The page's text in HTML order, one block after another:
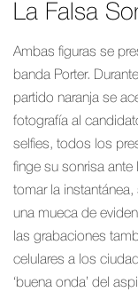
La Falsa
Ambas figuras se
banda Porter.
partido naranja se
fotografía al
selfies, todos los
finge su sonrisa ante
tomar la
una mueca de
las grabaciones
celulares a los
‘buena onda’ del